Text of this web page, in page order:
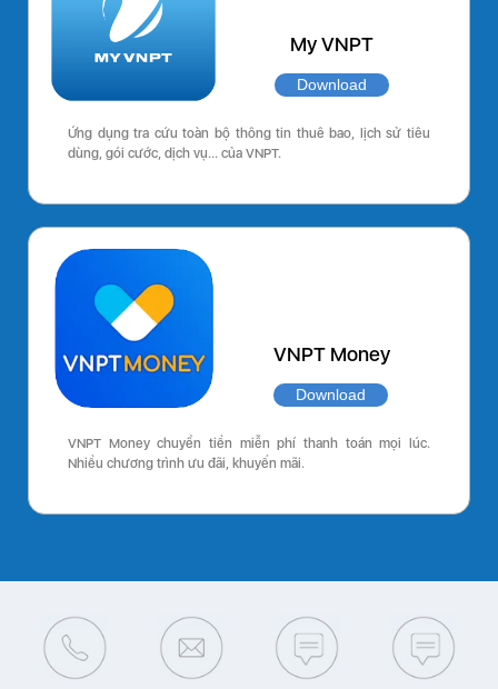
My VNPT
Download
Ứng dụng tra cứu toàn bộ thông tin thuê bao, lịch sử tiêu
dùng, gói cước, dịch vụ… của VNPT.
VNPT Money
Download
VNPT Money chuyển tiền miễn phí thanh toán mọi lúc.
Nhiều chương trình ưu đãi, khuyến mãi.